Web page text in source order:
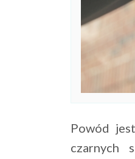
Powód
czarnych